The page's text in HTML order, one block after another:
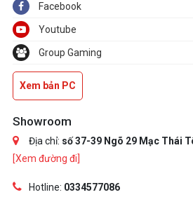
Facebook
Youtube
Group Gaming
Xem bản PC
Showroom
Địa chỉ: số 37-39 Ngõ 29 Mạc Thái
[Xem đường đi]
Hotline: 0334577086